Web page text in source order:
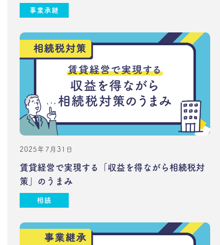
事業承継
2025年7月31日
賃貸経営で実現する「収益を得ながら相続税対
策」のうまみ
相続